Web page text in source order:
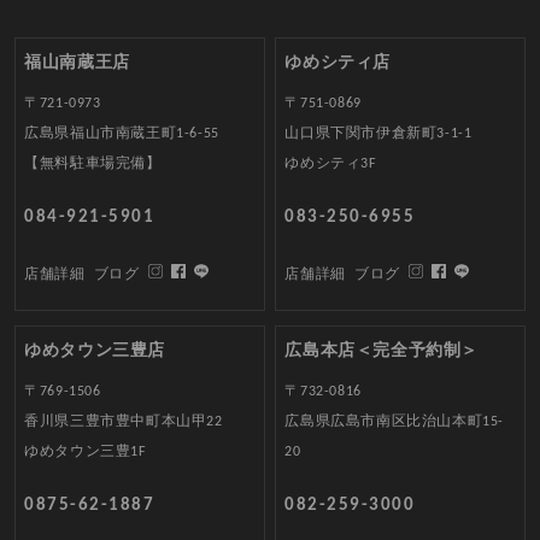
福山南蔵王店
〒721-0973
広島県福山市南蔵王町1-6-55
【無料駐車場完備】
084-921-5901
店舗詳細 ブログ
ゆめシティ店
〒751-0869
山口県下関市伊倉新町3-1-1
ゆめシティ3F
083-250-6955
店舗詳細 ブログ
ゆめタウン三豊店
〒769-1506
香川県三豊市豊中町本山甲22
ゆめタウン三豊1F
0875-62-1887
広島本店＜完全予約制＞
〒732-0816
広島県広島市南区比治山本町15-
20
082-259-3000